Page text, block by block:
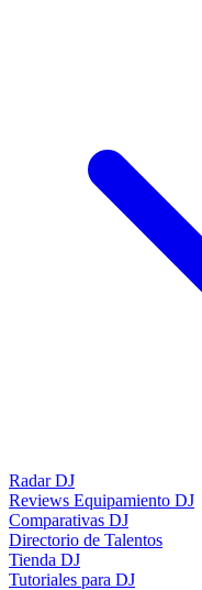
Radar DJ
Reviews Equipamiento DJ
Comparativas DJ
Directorio de Talentos
Tienda DJ
Tutoriales para DJ